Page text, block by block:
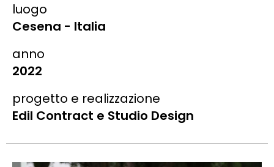
luogo
Cesena - Italia
anno
2022
progetto e realizzazione
Edil Contract e Studio Design